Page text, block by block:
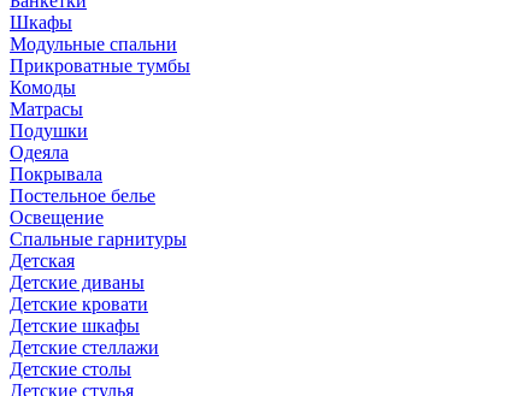
Шкафы
Модульные спальни
Прикроватные тумбы
Комоды
Матрасы
Подушки
Одеяла
Покрывала
Постельное белье
Освещение
Спальные гарнитуры
Детская
Детские диваны
Детские кровати
Детские шкафы
Детские стеллажи
Детские столы
Детские стулья